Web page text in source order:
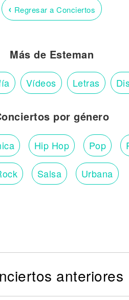
‹ Regresar a Conciertos
Más de Esteman
Vídeos Letras
por género
Hip Hop Pop
Salsa Urbana
anteriores